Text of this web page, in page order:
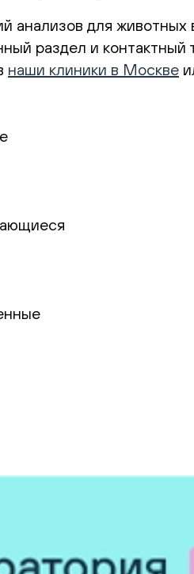
анализов для
раздел и контактный
наши клиники в Москве